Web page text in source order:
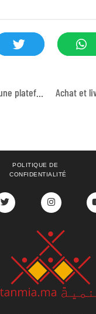
POLITIQUE DE
CONFIDENTIALITÉ